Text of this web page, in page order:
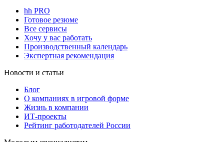
hh PRO
Готовое резюме
Все сервисы
Хочу у вас работать
Производственный календарь
Экспертная рекомендация
Новости и статьи
Блог
О компаниях в игровой форме
Жизнь в компании
ИТ-проекты
Рейтинг работодателей России